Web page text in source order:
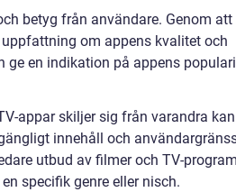
betyg från användare. Genom
om appens kvalitet och
ge en indikation på appens
appar skiljer sig från varandra kan
innehåll och
utbud av filmer och TV-
specifik genre eller nisch.